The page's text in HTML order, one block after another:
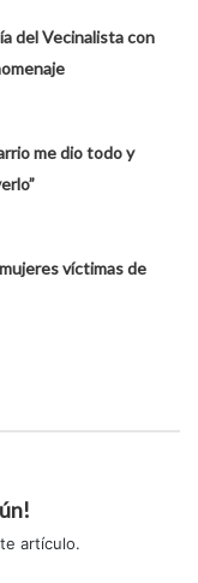
del Vecinalista con
me dio todo y
víctimas de
artículo.